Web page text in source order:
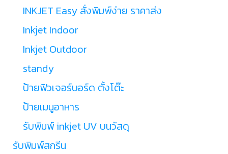
INKJET Easy สั่งพิมพ์ง่าย ราคาส่ง
Inkjet Indoor
Inkjet Outdoor
standy
ป้ายฟิวเจอร์บอร์ด ตั้งโต๊ะ
ป้ายเมนูอาหาร
รับพิมพ์ inkjet UV บนวัสดุ
รับพิมพ์สกรีน